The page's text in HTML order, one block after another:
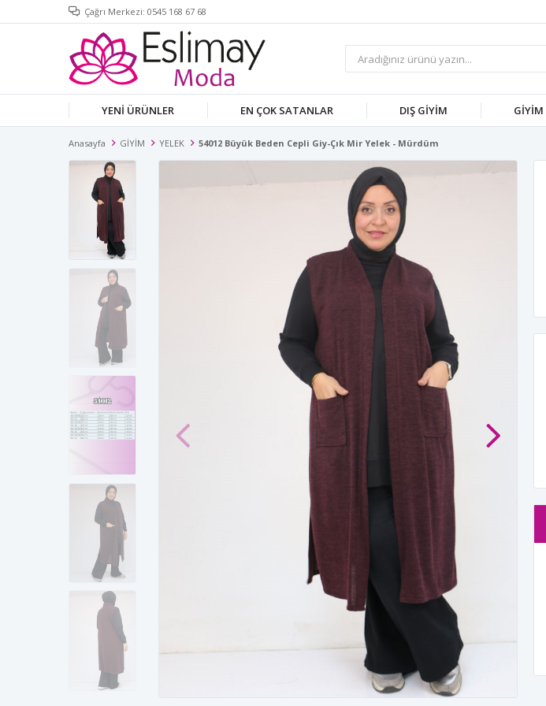
Çağrı Merkezi: 0545 168 67 68
YENİ ÜRÜNLER EN ÇOK SATANLAR DIŞ GİYİM GİYİM
Anasayfa GİYİM YELEK 54012 Büyük Beden Cepli Giy-Çık Mir Yelek - Mürdüm